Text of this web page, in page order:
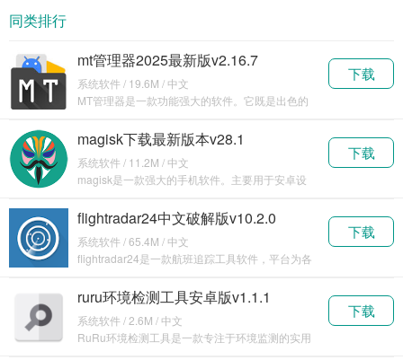
载
同类排行
mt管理器2025最新版v2.16.7
系统软件 / 19.6M / 中文
MT管理器是一款功能强大的软件。它既是出色的
理，支持
下载
magisk下载最新版本v28.1
系统软件 / 11.2M / 中文
magisk是一款强大的手机软件。主要用于安卓设
的深
下载
flightradar24中文破解版v10.2.0
系统软件 / 65.4M / 中文
flightradar24是一款航班追踪工具软件，平台为各
下载
ruru环境检测工具安卓版v1.1.1
系统软件 / 2.6M / 中文
RuRu环境检测工具是一款专注于环境监测的实用
下载